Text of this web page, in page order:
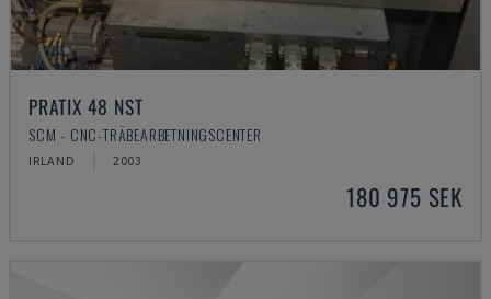
PRATIX 48 NST
SCM - CNC-TRÄBEARBETNINGSCENTER
IRLAND 2003
180 975 SEK